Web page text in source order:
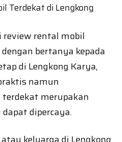
Terdekat di Lengkong
review rental mobil
bertanya kepada
di Lengkong Karya,
namun
merupakan
dipercaya.